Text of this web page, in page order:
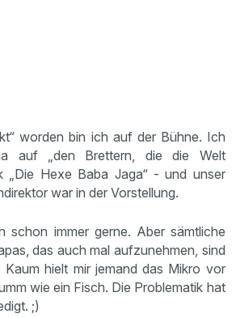
worden bin ich auf der Bühne. Ich
auf „den Brettern, die die Welt
„Die Hexe Baba Jaga“ - und unser
war in der Vorstellung.
schon immer gerne. Aber sämtliche
das auch mal aufzunehmen, sind
Kaum hielt mir jemand das Mikro vor
wie ein Fisch. Die Problematik hat
;)